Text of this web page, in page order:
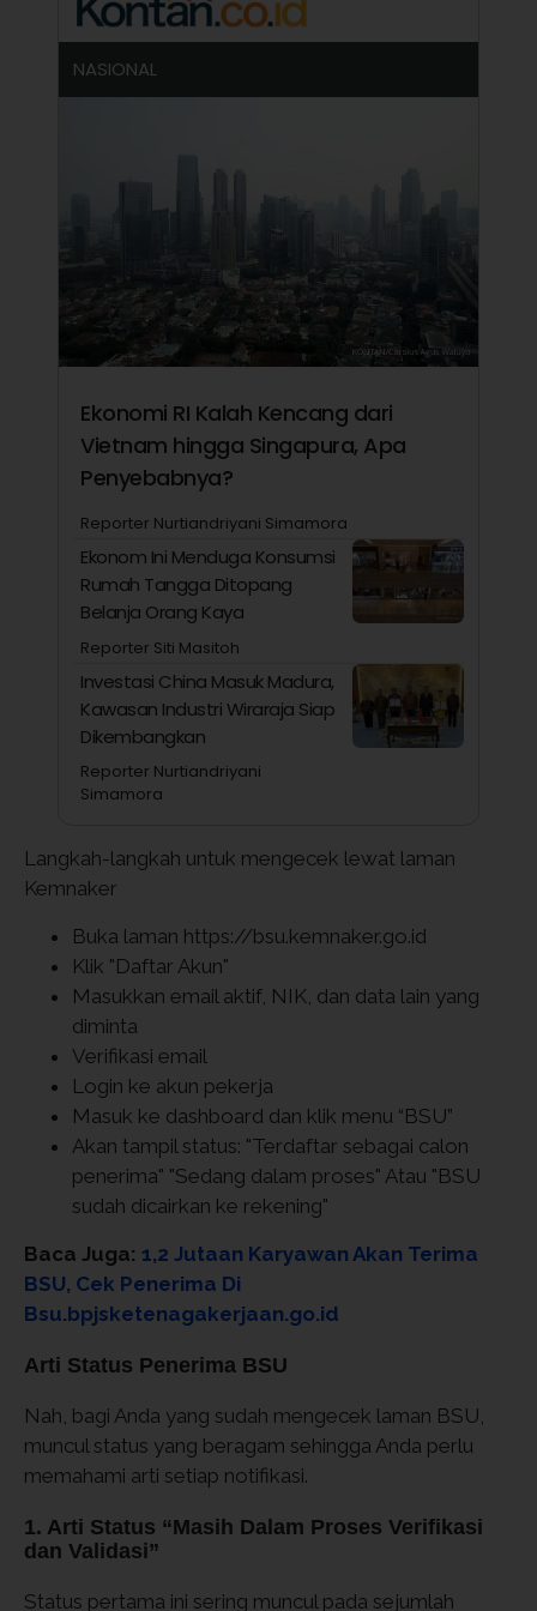
NASIONAL
Ekonomi RI Kalah Kencang dari
Vietnam hingga Singapura, Apa
Penyebabnya?
Reporter Nurtiandriyani Simamora
Ekonom Ini Menduga Konsumsi
Rumah Tangga Ditopang
Belanja Orang Kaya
Reporter Siti Masitoh
Investasi China Masuk Madura,
Kawasan Industri Wiraraja Siap
Dikembangkan
Reporter Nurtiandriyani
Simamora
Langkah-langkah untuk mengecek lewat laman
Kemnaker
Buka laman https://bsu.kemnaker.go.id
Klik "Daftar Akun"
Masukkan email aktif, NIK, dan data lain yang
diminta
Verifikasi email
Login ke akun pekerja
Masuk ke dashboard dan klik menu “BSU”
Akan tampil status: "Terdaftar sebagai calon
penerima" "Sedang dalam proses" Atau "BSU
sudah dicairkan ke rekening"
Baca Juga: 1,2 Jutaan Karyawan Akan Terima
BSU, Cek Penerima Di
Bsu.bpjsketenagakerjaan.go.id
Arti Status Penerima BSU
Nah, bagi Anda yang sudah mengecek laman BSU,
muncul status yang beragam sehingga Anda perlu
memahami arti setiap notifikasi.
1. Arti Status “Masih Dalam Proses Verifikasi
dan Validasi”
Status pertama ini sering muncul pada sejumlah